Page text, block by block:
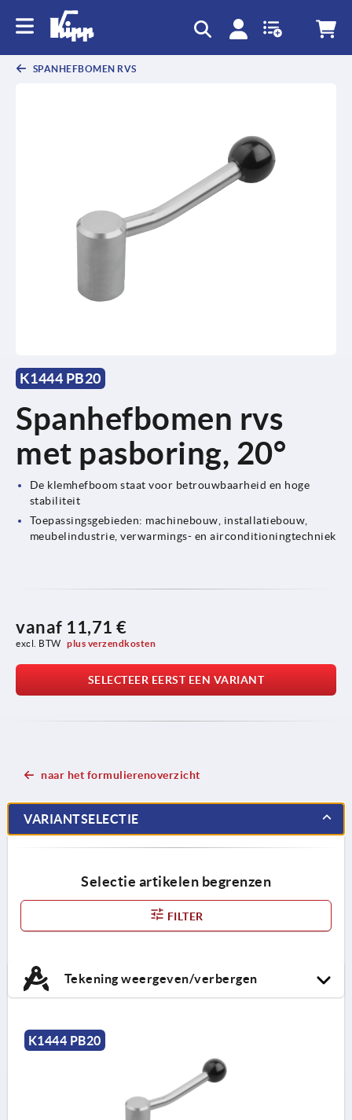
SPANHEFBOMEN RVS
K1444 PB20
Spanhefbomen rvs
met pasboring, 20°
De klemhefboom staat voor betrouwbaarheid en hoge
stabiliteit
Toepassingsgebieden: machinebouw, installatiebouw,
meubelindustrie, verwarmings- en airconditioningtechniek
vanaf 11,71 €
excl. BTW plus verzendkosten
SELECTEER EERST EEN VARIANT
naar het formulierenoverzicht
VARIANTSELECTIE
Selectie artikelen begrenzen
FILTER
Tekening weergeven/verbergen
K1444 PB20